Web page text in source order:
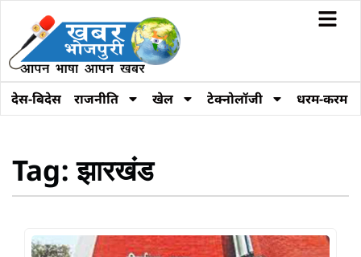
देस-बिदेस राजनीति खेल टेक्नोलॉजी धरम-करम
Tag: झारखंड